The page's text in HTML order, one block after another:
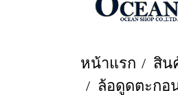
หน้าแรก สิน
ล้อดูดตะกอ